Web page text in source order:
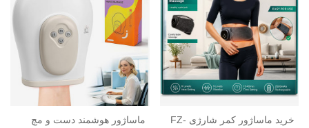
خرید ماساژور کمر شارژی FZ-
ماساژور هوشمند دست و مچ